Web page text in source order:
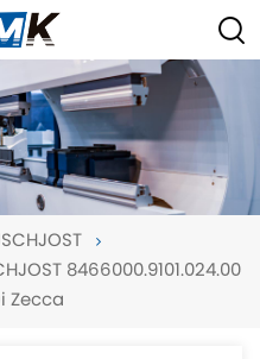
8466000.9101.024.00
Zecca